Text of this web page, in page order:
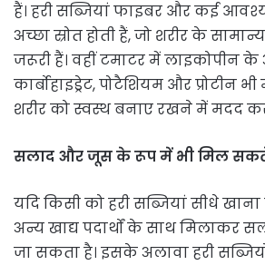
हैं। हरी सब्जियां फाइबर और कई
अच्छा स्रोत होती हैं, जो शरीर के
जरूरी हैं। वहीं टमाटर में लाइकोपीन के
कार्बोहाइड्रेट, पोटैशियम और प्रोटीन
शरीर को स्वस्थ बनाए रखने में मदद
सलाद और जूस के रूप में भी मिल
यदि किसी को हरी सब्जियां सीधे
अन्य खाद्य पदार्थों के साथ मिलाकर
जा सकता है। इसके अलावा हरी